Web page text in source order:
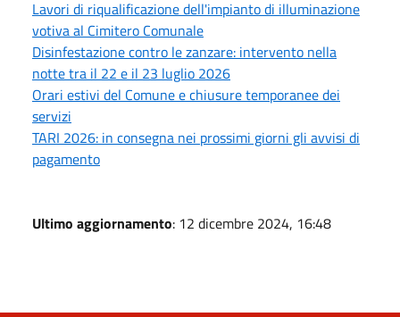
Lavori di riqualificazione dell'impianto di illuminazione
votiva al Cimitero Comunale
Disinfestazione contro le zanzare: intervento nella
notte tra il 22 e il 23 luglio 2026
Orari estivi del Comune e chiusure temporanee dei
servizi
TARI 2026: in consegna nei prossimi giorni gli avvisi di
pagamento
Ultimo aggiornamento: 12 dicembre 2024, 16:48